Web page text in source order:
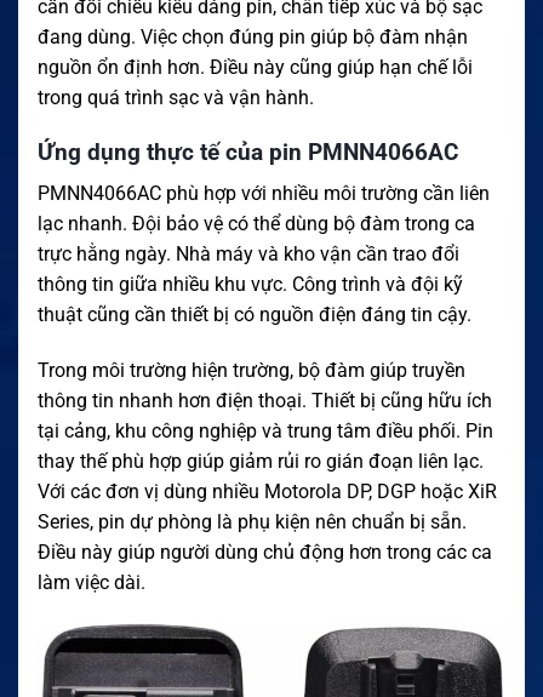
cần đối chiếu kiểu dáng pin, chân tiếp xúc và bộ sạc
đang dùng. Việc chọn đúng pin giúp bộ đàm nhận
nguồn ổn định hơn. Điều này cũng giúp hạn chế lỗi
trong quá trình sạc và vận hành.
Ứng dụng thực tế của pin PMNN4066AC
PMNN4066AC phù hợp với nhiều môi trường cần liên
lạc nhanh. Đội bảo vệ có thể dùng bộ đàm trong ca
trực hằng ngày. Nhà máy và kho vận cần trao đổi
thông tin giữa nhiều khu vực. Công trình và đội kỹ
thuật cũng cần thiết bị có nguồn điện đáng tin cậy.
Trong môi trường hiện trường, bộ đàm giúp truyền
thông tin nhanh hơn điện thoại. Thiết bị cũng hữu ích
tại cảng, khu công nghiệp và trung tâm điều phối. Pin
thay thế phù hợp giúp giảm rủi ro gián đoạn liên lạc.
Với các đơn vị dùng nhiều Motorola DP, DGP hoặc XiR
Series, pin dự phòng là phụ kiện nên chuẩn bị sẵn.
Điều này giúp người dùng chủ động hơn trong các ca
làm việc dài.